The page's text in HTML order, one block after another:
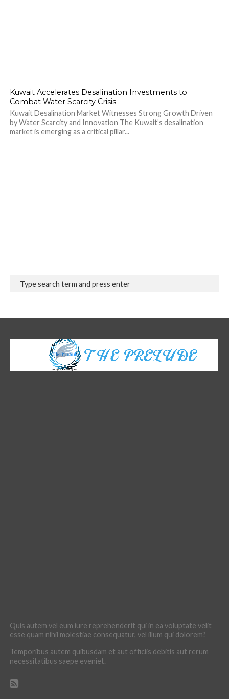
Kuwait Accelerates Desalination Investments to
Combat Water Scarcity Crisis
Kuwait Desalination Market Witnesses Strong Growth Driven
by Water Scarcity and Innovation The Kuwait’s desalination
market is emerging as a critical pillar...
Quis autem vel eum iure reprehenderit qui in ea voluptate velit
esse quam nihil molestiae consequatur, vel illum qui dolorem?
Temporibus autem quibusdam et aut officiis debitis aut rerum
necessitatibus saepe eveniet.